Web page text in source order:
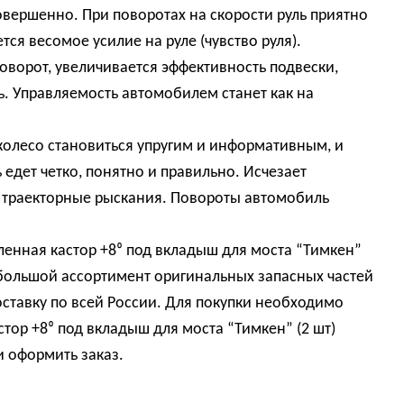
При поворотах на скорости руль приятно
весомое усилие на руле (чувство руля).
увеличивается эффективность подвески,
Управляемость автомобилем станет как на
становиться упругим и информативным, и
четко, понятно и правильно. Исчезает
рыскания. Повороты автомобиль
кастор +8⁰ под вкладыш для моста “Тимкен”
ассортимент оригинальных запасных частей
по всей России. Для покупки необходимо
+8⁰ под вкладыш для моста “Тимкен” (2 шт)
оформить заказ.